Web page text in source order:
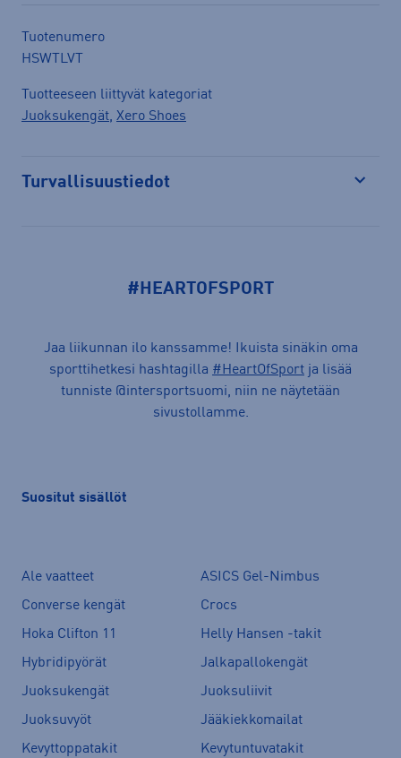
Tuotenumero
HSWTLVT
Tuotteeseen liittyvät kategoriat
Juoksukengät, Xero Shoes
Turvallisuustiedot
#HEARTOFSPORT
Jaa liikunnan ilo kanssamme! Ikuista sinäkin oma
sporttihetkesi hashtagilla #HeartOfSport ja lisää
tunniste @intersportsuomi, niin ne näytetään
sivustollamme.
Suositut sisällöt
Ale vaatteet
ASICS Gel-Nimbus
Converse kengät
Crocs
Hoka Clifton 11
Helly Hansen -takit
Hybridipyörät
Jalkapallokengät
Juoksukengät
Juoksuliivit
Juoksuvyöt
Jääkiekkomailat
Kevyttoppatakit
Kevytuntuvatakit